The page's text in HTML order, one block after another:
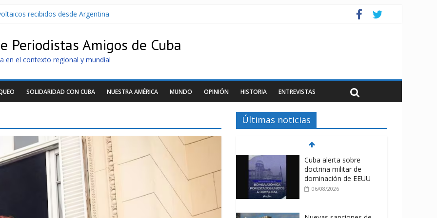
recibidos desde Argentina
Cuba apuntan a la cooperación militar con Rusia y China
para que no se venda la patria
Periodistas Amigos de Cuba
en el contexto regional y mundial
SOLIDARIDAD CON CUBA NUESTRA AMÉRICA MUNDO OPINIÓN HISTORIA ENTREVISTAS
Últimas noticias
Cuba alerta sobre
doctrina militar de
dominación de EEUU
06/08/2026